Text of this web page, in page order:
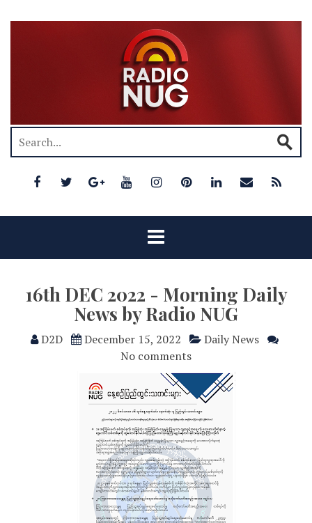
16th DEC 2022 - Morning Daily
News by Radio NUG
D2D December 15, 2022
Daily News
No comments